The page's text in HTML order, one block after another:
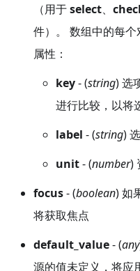
（用于select、
件）。 数组中的每
属性：
key- (string) 选
进行比较，以将
label - (string)
unit- (number)
focus- (boolean) 如
将获取焦点
default_value- (any
源的值未定义，将应